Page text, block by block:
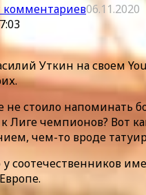
комментариев06.11.2020
Уткин на своем
стоило напоминать
Лиге чемпионов? Вот
чем-то вроде
у соотечественников